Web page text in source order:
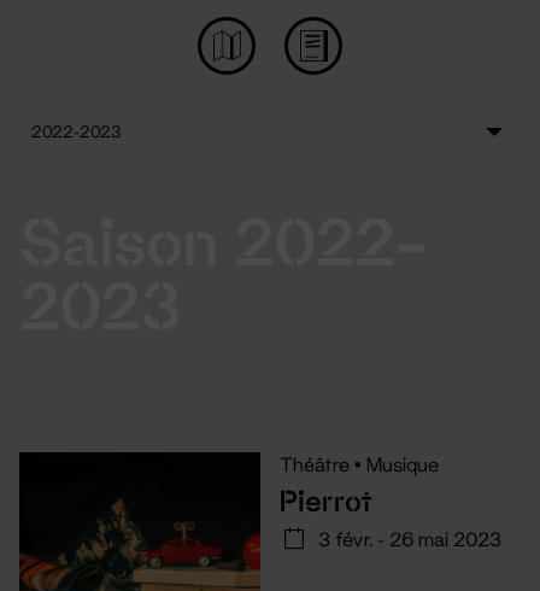
Théâtre • Musique
Pierrot
3 févr. - 26 mai 2023